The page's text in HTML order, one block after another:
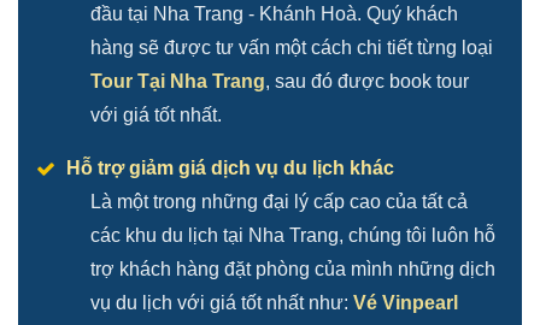
đầu tại Nha Trang - Khánh Hoà. Quý khách
hàng sẽ được tư vấn một cách chi tiết từng loại
Tour Tại Nha Trang, sau đó được book tour
với giá tốt nhất.
Hỗ trợ giảm giá dịch vụ du lịch khác
Là một trong những đại lý cấp cao của tất cả
các khu du lịch tại Nha Trang, chúng tôi luôn hỗ
trợ khách hàng đặt phòng của mình những dịch
vụ du lịch với giá tốt nhất như: Vé Vinpearl